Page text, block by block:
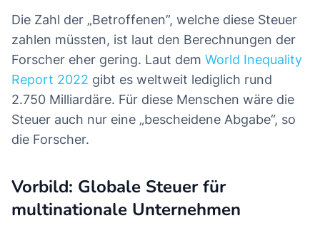
Die Zahl der „Betroffenen”, welche diese Steuer
zahlen müssten, ist laut den Berechnungen der
Forscher eher gering. Laut dem World Inequality
Report 2022 gibt es weltweit lediglich rund
2.750 Milliardäre. Für diese Menschen wäre die
Steuer auch nur eine „bescheidene Abgabe“, so
die Forscher.
Vorbild: Globale Steuer für
multinationale Unternehmen